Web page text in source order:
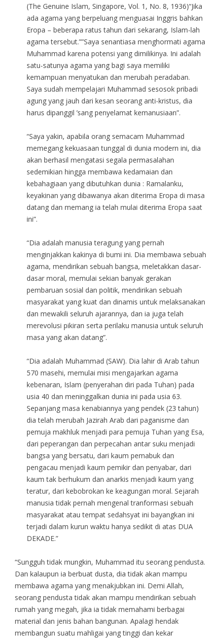
(The Genuine Islam, Singapore, Vol. 1, No. 8, 1936)“Jika
ada agama yang berpeluang menguasai Inggris bahkan
Eropa – beberapa ratus tahun dari sekarang, Islam-lah
agama tersebut.””Saya senantiasa menghormati agama
Muhammad karena potensi yang dimilikinya. Ini adalah
satu-satunya agama yang bagi saya memiliki
kemampuan menyatukan dan merubah peradaban.
Saya sudah mempelajari Muhammad sesosok pribadi
agung yang jauh dari kesan seorang anti-kristus, dia
harus dipanggil ’sang penyelamat kemanusiaan”.
“Saya yakin, apabila orang semacam Muhammad
memegang kekuasaan tunggal di dunia modern ini, dia
akan berhasil mengatasi segala permasalahan
sedemikian hingga membawa kedamaian dan
kebahagiaan yang dibutuhkan dunia : Ramalanku,
keyakinan yang dibawanya akan diterima Eropa di masa
datang dan memang ia telah mulai diterima Eropa saat
ini”.
“Dia adalah manusia teragung yang pernah
menginjakkan kakinya di bumi ini. Dia membawa sebuah
agama, mendirikan sebuah bangsa, meletakkan dasar-
dasar moral, memulai sekian banyak gerakan
pembaruan sosial dan politik, mendirikan sebuah
masyarakat yang kuat dan dinamis untuk melaksanakan
dan mewakili seluruh ajarannya, dan ia juga telah
merevolusi pikiran serta perilaku manusia untuk seluruh
masa yang akan datang”.
“Dia adalah Muhammad (SAW). Dia lahir di Arab tahun
570 masehi, memulai misi mengajarkan agama
kebenaran, Islam (penyerahan diri pada Tuhan) pada
usia 40 dan meninggalkan dunia ini pada usia 63.
Sepanjang masa kenabiannya yang pendek (23 tahun)
dia telah merubah Jazirah Arab dari paganisme dan
pemuja makhluk menjadi para pemuja Tuhan yang Esa,
dari peperangan dan perpecahan antar suku menjadi
bangsa yang bersatu, dari kaum pemabuk dan
pengacau menjadi kaum pemikir dan penyabar, dari
kaum tak berhukum dan anarkis menjadi kaum yang
teratur, dari kebobrokan ke keagungan moral. Sejarah
manusia tidak pernah mengenal tranformasi sebuah
masyarakat atau tempat sedahsyat ini bayangkan ini
terjadi dalam kurun waktu hanya sedikit di atas DUA
DEKADE.”
“Sungguh tidak mungkin, Muhammad itu seorang pendusta.
Dan kalaupun ia berbuat dusta, dia tidak akan mampu
membawa agama yang menakjubkan ini. Demi Allah,
seorang pendusta tidak akan mampu mendirikan sebuah
rumah yang megah, jika ia tidak memahami berbagai
material dan jenis bahan bangunan. Apalagi hendak
membangun suatu mahligai yang tinggi dan kekar